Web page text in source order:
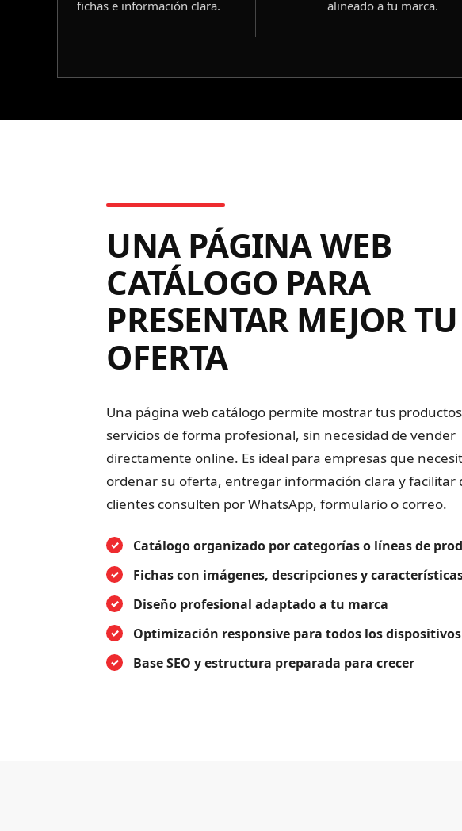
fichas e información clara.
alineado a tu marca.
UNA PÁGINA WEB
CATÁLOGO PARA
PRESENTAR MEJOR TU
OFERTA
Una página web catálogo permite mostrar tus
servicios de forma profesional, sin necesidad de vender
directamente online. Es ideal para empresas que
ordenar su oferta, entregar información clara y facilitar
clientes consulten por WhatsApp, formulario o correo.
Catálogo organizado por categorías o líneas de
Fichas con imágenes, descripciones y
Diseño profesional adaptado a tu marca
Optimización responsive para todos los dispositivos
Base SEO y estructura preparada para crecer